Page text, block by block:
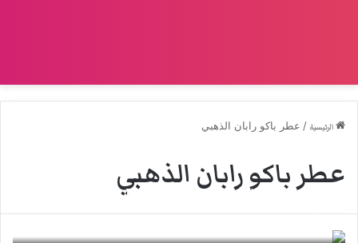
الرئيسية / عطر باكو رابان الذهبي
عطر باكو رابان الذهبي
عطر فيم بارفام Fame Parfum من باكو رابان